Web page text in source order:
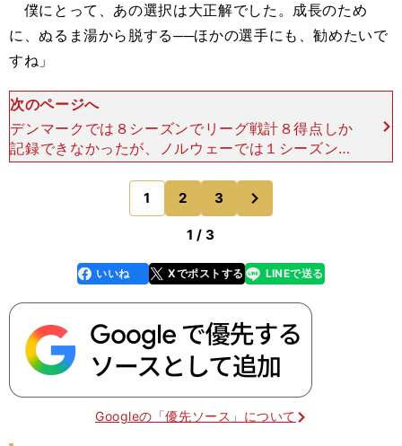
僕にとって、あの選択は大正解でした。成長のため
に、ぬるま湯から脱する──ほかの選手にも、勧めたいで
すね」
次のページへ
デンマークでは８シーズンでリーグ戦計８得点しか
記録できなかったが、ノルウェーでは１シーズン半
でリーグ戦計33得点。2020年の暮れには、『FIF
A.com』に紹介され、翌年には複数のクラブから
獲得の打
1 2 3
1 / 3
faceboo
k
いいね Xでポストする
line LINEで送る
Googleの「優先ソース」について